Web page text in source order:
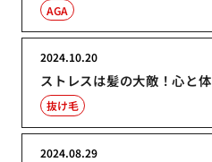
AGA
ストレスは髪の大敵！心と
2024.10.20
抜け毛
2024.08.29